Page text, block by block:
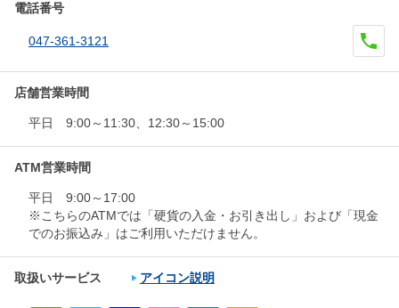
電話番号
047-361-3121
店舗営業時間
平日 9:00～11:30、12:30～15:00
ATM営業時間
平日 9:00～17:00
※こちらのATMでは「硬貨の入金・お引き出し」および「現金
でのお振込み」はご利用いただけません。
取扱いサービス アイコン説明